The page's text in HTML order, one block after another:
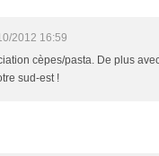
2012 16:59
cèpes/pasta. De plus
sud-est !